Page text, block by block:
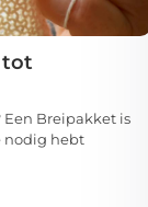
tot
Breipakket is
nodig hebt